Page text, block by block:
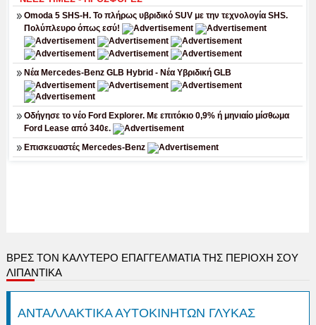
ΒΡΕΣ ΤΟΝ ΚΑΛΎΤΕΡΟ ΕΠΑΓΓΕΛΜΑΤΊΑ ΤΗΣ ΠΕΡΙΟΧΉ ΣΟΥ
ΛΙΠΑΝΤΙΚΑ
ΑΝΤΑΛΛΑΚΤΙΚΑ ΑΥΤΟΚΙΝΗΤΩΝ ΓΛΥΚΑΣ